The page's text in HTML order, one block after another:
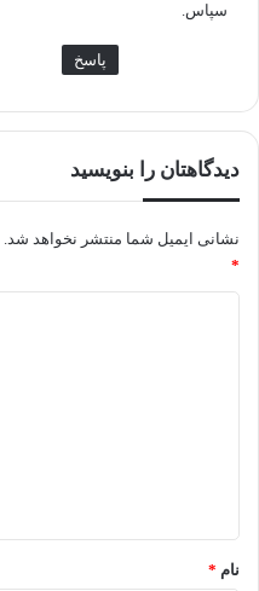
سپاس.
پاسخ
دیدگاهتان را بنویسید
نشانی ایمیل شما منتشر نخواهد شد.
*
نام *